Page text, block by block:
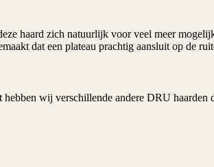
haard zich natuurlijk voor veel meer
dat een plateau prachtig aansluit op de
hebben wij verschillende andere DRU